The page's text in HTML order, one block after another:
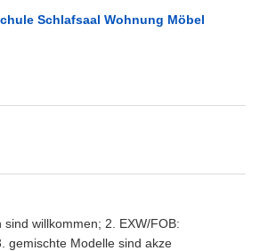
Schlafsaal Wohnung Möbel
willkommen; 2. EXW/FOB:
gemischte Modelle sind akze